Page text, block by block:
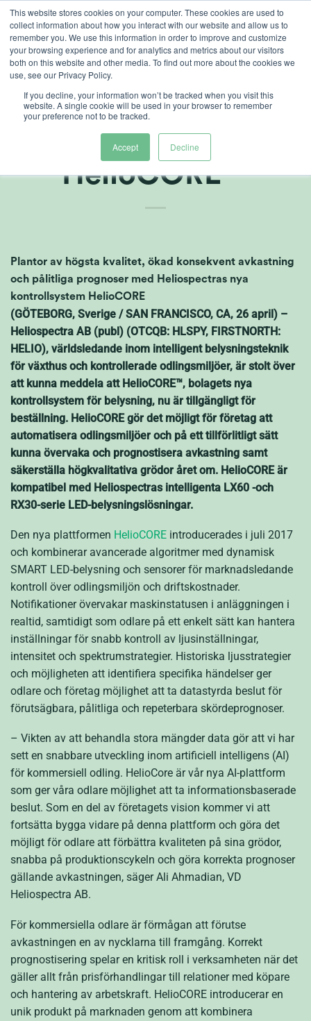
This website stores cookies on your computer. These cookies are used to
collect information about how you interact with our website and allow us to
remember you. We use this information in order to improve and customize
your browsing experience and for analytics and metrics about our visitors
both on this website and other media. To find out more about the cookies we
use, see our Privacy Policy.
If you decline, your information won’t be tracked when you visit this
website. A single cookie will be used in your browser to remember
your preference not to be tracked.
Accept Decline
Skip
content
Heliospectra
lanserar
HelioCORE™
Plantor av högsta kvalitet, ökad konsekvent avkastning
och pålitliga prognoser med Heliospectras nya
kontrollsystem HelioCORE
(GÖTEBORG, Sverige / SAN FRANCISCO, CA, 26 april) –
Heliospectra AB (publ) (OTCQB: HLSPY, FIRSTNORTH:
HELIO), världsledande inom intelligent belysningsteknik
för växthus och kontrollerade odlingsmiljöer, är stolt över
att kunna meddela att HelioCORE™, bolagets nya
kontrollsystem för belysning, nu är tillgängligt för
beställning. HelioCORE gör det möjligt för företag att
automatisera odlingsmiljöer och på ett tillförlitligt sätt
kunna övervaka och prognostisera avkastning samt
säkerställa högkvalitativa grödor året om. HelioCORE är
kompatibel med Heliospectras intelligenta LX60 -och
RX30-serie LED-belysningslösningar.
Den nya plattformen HelioCORE introducerades i juli 2017
och kombinerar avancerade algoritmer med dynamisk
SMART LED-belysning och sensorer för marknadsledande
kontroll över odlingsmiljön och driftskostnader.
Notifikationer övervakar maskinstatusen i anläggningen i
realtid, samtidigt som odlare på ett enkelt sätt kan hantera
inställningar för snabb kontroll av ljusinställningar,
intensitet och spektrumstrategier. Historiska ljusstrategier
och möjligheten att identifiera specifika händelser ger
odlare och företag möjlighet att ta datastyrda beslut för
förutsägbara, pålitliga och repeterbara skördeprognoser.
– Vikten av att behandla stora mängder data gör att vi har
sett en snabbare utveckling inom artificiell intelligens (AI)
för kommersiell odling. HelioCore är vår nya AI-plattform
som ger våra odlare möjlighet att ta informationsbaserade
beslut. Som en del av företagets vision kommer vi att
fortsätta bygga vidare på denna plattform och göra det
möjligt för odlare att förbättra kvaliteten på sina grödor,
snabba på produktionscykeln och göra korrekta prognoser
gällande avkastningen, säger Ali Ahmadian, VD
Heliospectra AB.
För kommersiella odlare är förmågan att förutse
avkastningen en av nycklarna till framgång. Korrekt
prognostisering spelar en kritisk roll i verksamheten när det
gäller allt från prisförhandlingar till relationer med köpare
och hantering av arbetskraft. HelioCORE introducerar en
unik produkt på marknaden genom att kombinera